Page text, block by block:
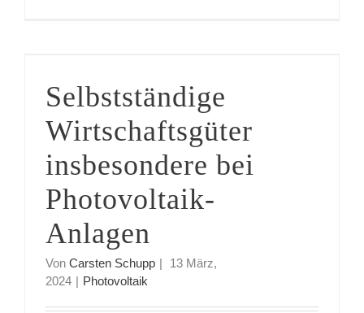
Selbstständige
Wirtschaftsgüter
insbesondere bei
Photovoltaik-
Anlagen
Von Carsten Schupp |
13 März,
2024 | Photovoltaik